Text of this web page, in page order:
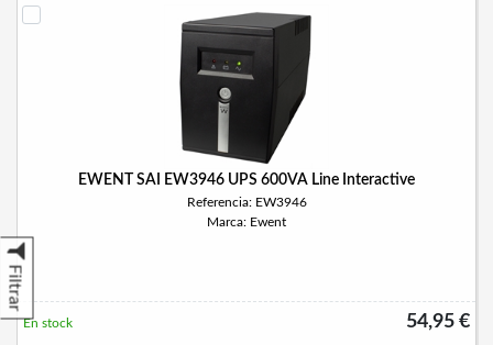
Filtrar
EWENT SAI EW3946 UPS 600VA Line Interactive
Referencia: EW3946
Marca: Ewent
54,95 €
En stock